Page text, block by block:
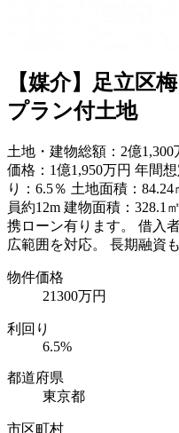
【媒介】足立区
プラン付土地
土地・建物総額：2億
価格：1億1,950万円 年間
り：6.5％ 土地面積：
員約12m 建物面積：328.1
携ローン有ります。 借入
広範囲を対応。 長期融資
物件価格
21300万円
利回り
6.5%
都道府県
東京都
市区町村